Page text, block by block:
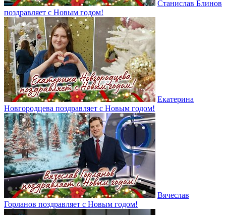
Станислав Блинов
поздравляет с Новым годом!
Екатерина
Новгородцева поздравляет с Новым годом!
Вячеслав
Горланов поздравляет с Новым годом!